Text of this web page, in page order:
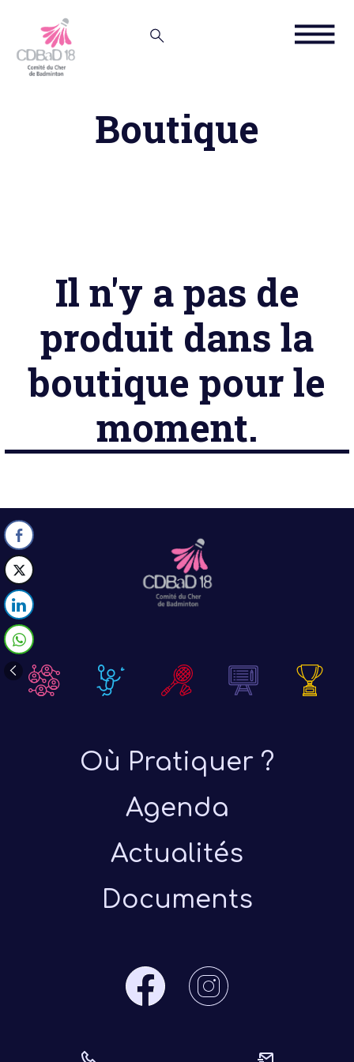
Boutique
Il n'y a pas de
produit dans la
boutique pour le
moment.
Où Pratiquer ?
Agenda
Actualités
Documents